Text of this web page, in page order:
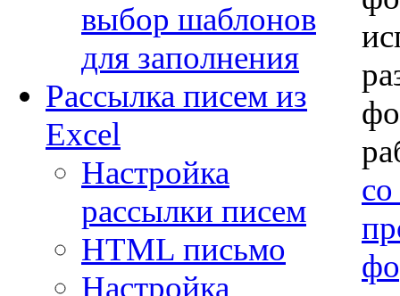
выбор шаблонов
для заполнения
Рассылка писем из
Excel
Настройка
рассылки писем
HTML письмо
Настройка